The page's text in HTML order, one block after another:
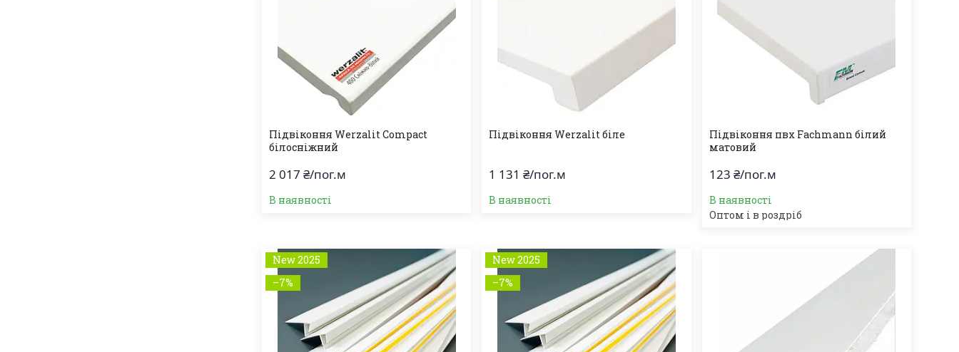
Підвіконня Werzalit Compact
білосніжний
2 017 ₴/пог.м
В наявності
Підвіконня Werzalit біле
1 131 ₴/пог.м
В наявності
Підвіконня пвх Fachmann білий
матовий
123 ₴/пог.м
В наявності
Оптом і в роздріб
New 2025
–7%
New 2025
–7%